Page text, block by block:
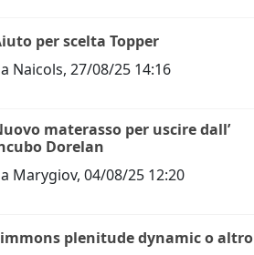
per scelta Topper
Naicols,27/08/25 14:16
materasso per uscire dall’
Dorelan
Marygiov,04/08/25 12:20
plenitude dynamic o altro